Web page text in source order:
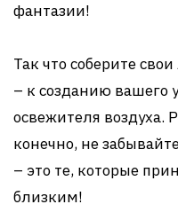
фантазии!
Так что соберите
– к созданию вашего
освежителя воздуха.
конечно, не
– это те, которые
близким!